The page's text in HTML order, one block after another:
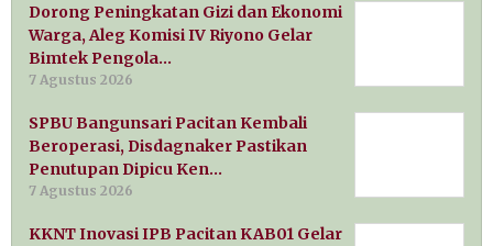
Dorong Peningkatan Gizi dan Ekonomi
Warga, Aleg Komisi IV Riyono Gelar
Bimtek Pengola…
7 Agustus 2026
SPBU Bangunsari Pacitan Kembali
Beroperasi, Disdagnaker Pastikan
Penutupan Dipicu Ken…
7 Agustus 2026
KKNT Inovasi IPB Pacitan KAB01 Gelar